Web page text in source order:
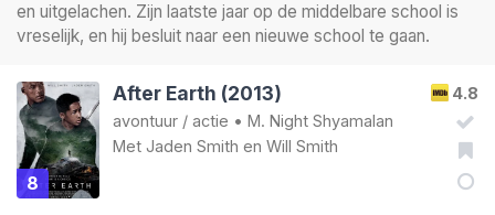
en uitgelachen. Zijn laatste jaar op de middelbare school is
vreselijk, en hij besluit naar een nieuwe school te gaan.
8
4.8
After Earth (2013)
avontuur / actie • M. Night Shyamalan
Met Jaden Smith en Will Smith